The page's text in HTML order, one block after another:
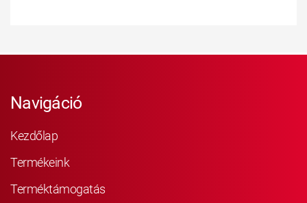
Navigáció
Kezdőlap
Termékeink
Terméktámogatás